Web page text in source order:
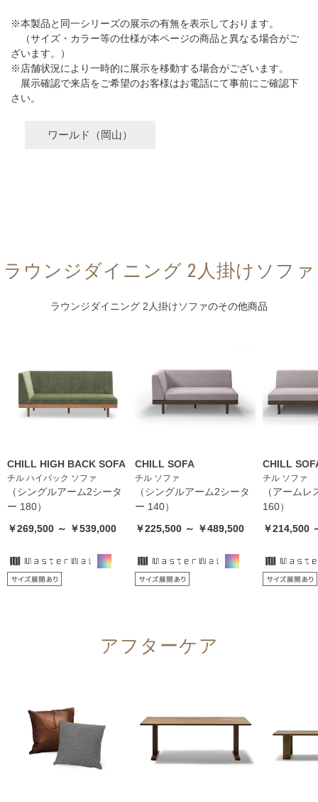
※本製品と同一シリーズの展示の有無を表示しております。
（サイズ・カラー等の仕様が本ページの商品と異なる場合がご
ざいます。）
※店舗状況により一時的に展示を移動する場合がございます。
展示確認で来店をご希望のお客様はお電話にて事前にご確認下
さい。
ワールド（岡山）
ラウンジダイニング 2人掛けソファ
ラウンジダイニング 2人掛けソファのその他商品
CHILL HIGH BACK SOFA
チル ハイバック ソファ
（シングルアーム2シータ
ー 180）
￥269,500 ～ ￥539,000
CHILL SOFA
チル ソファ
（シングルアーム2シータ
ー 140）
￥225,500 ～ ￥489,500
CHILL
チル ソファ
（アーム
160）
￥214,500
アフターケア